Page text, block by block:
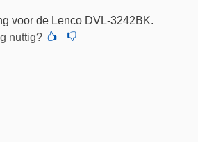
voor de Lenco DVL-3242BK.
nuttig?